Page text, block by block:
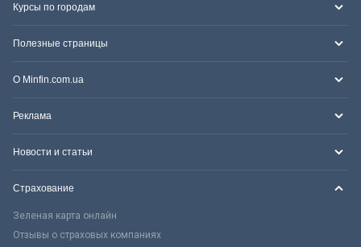
Курсы по городам
Полезные страницы
О Minfin.com.ua
Реклама
Новости и статьи
Страхование
Зеленая карта онлайн
Отзывы о страховых компаниях